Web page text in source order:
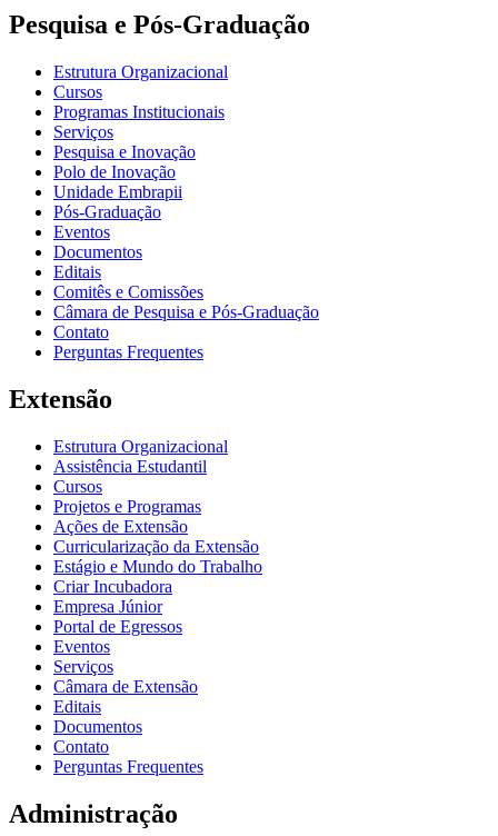
Pesquisa e Pós-Graduação
Estrutura Organizacional
Cursos
Programas Institucionais
Serviços
Pesquisa e Inovação
Polo de Inovação
Unidade Embrapii
Pós-Graduação
Eventos
Documentos
Editais
Comitês e Comissões
Câmara de Pesquisa e Pós-Graduação
Contato
Perguntas Frequentes
Extensão
Estrutura Organizacional
Assistência Estudantil
Cursos
Projetos e Programas
Ações de Extensão
Curricularização da Extensão
Estágio e Mundo do Trabalho
Criar Incubadora
Empresa Júnior
Portal de Egressos
Eventos
Serviços
Câmara de Extensão
Editais
Documentos
Contato
Perguntas Frequentes
Administração